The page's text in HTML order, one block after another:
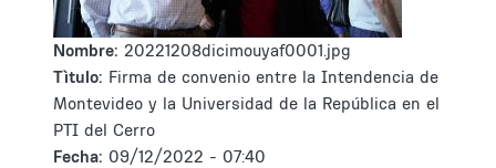
Nombre: 20221208dicimouyaf0001.jpg
Tìtulo: Firma de convenio entre la Intendencia de
Montevideo y la Universidad de la República en el
PTI del Cerro
Fecha: 09/12/2022 - 07:40